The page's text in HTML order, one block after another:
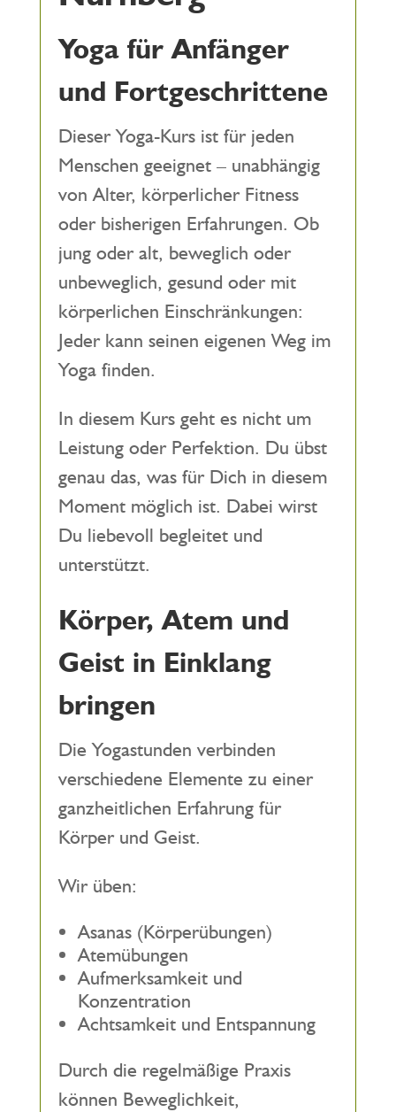
Yoga für Anfänger
und Fortgeschrittene
Dieser Yoga-Kurs ist für jeden
Menschen geeignet – unabhängig
von Alter, körperlicher Fitness
oder bisherigen Erfahrungen. Ob
jung oder alt, beweglich oder
unbeweglich, gesund oder mit
körperlichen Einschränkungen:
Jeder kann seinen eigenen Weg im
Yoga finden.
In diesem Kurs geht es nicht um
Leistung oder Perfektion. Du übst
genau das, was für Dich in diesem
Moment möglich ist. Dabei wirst
Du liebevoll begleitet und
unterstützt.
Körper, Atem und
Geist in Einklang
bringen
Die Yogastunden verbinden
verschiedene Elemente zu einer
ganzheitlichen Erfahrung für
Körper und Geist.
Wir üben:
Asanas (Körperübungen)
Atemübungen
Aufmerksamkeit und
Konzentration
Achtsamkeit und Entspannung
Durch die regelmäßige Praxis
können Beweglichkeit,